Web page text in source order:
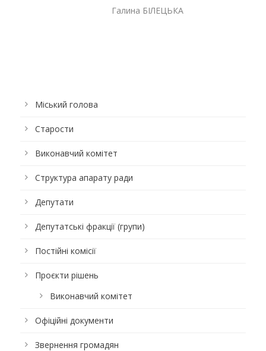
Галина БІЛЕЦЬКА
Міський голова
Старости
Виконавчий комітет
Структура апарату ради
Депутати
Депутатські фракції (групи)
Постійні комісії
Проєкти рішень
Виконавчий комітет
Офіційні документи
Звернення громадян